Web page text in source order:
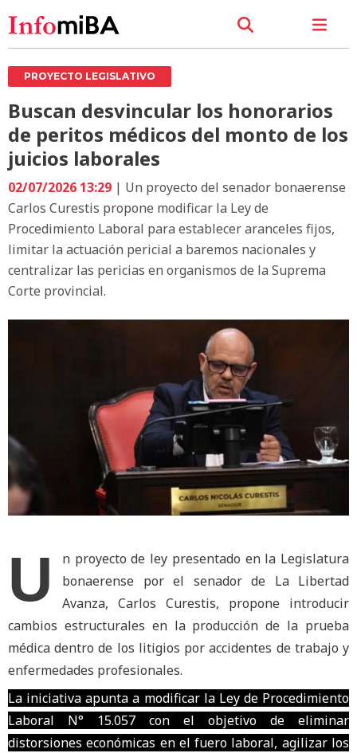
PROYECTO LEGISLATIVO
Buscan desvincular los honorarios
de peritos médicos del monto de los
juicios laborales
02/07/2026 13:29 | Un proyecto del senador bonaerense
Carlos Curestis propone modificar la Ley de
Procedimiento Laboral para establecer aranceles fijos,
limitar la actuación pericial a baremos nacionales y
centralizar las pericias en organismos de la Suprema
Corte provincial.
U
n proyecto de ley presentado en la Legislatura
bonaerense por el senador de La Libertad
Avanza, Carlos Curestis, propone introducir
cambios estructurales en la producción de la prueba
médica dentro de los litigios por accidentes de trabajo y
enfermedades profesionales.
La iniciativa apunta a modificar la Ley de Procedimiento
Laboral N° 15.057 con el objetivo de eliminar
distorsiones económicas en el fuero laboral, agilizar los